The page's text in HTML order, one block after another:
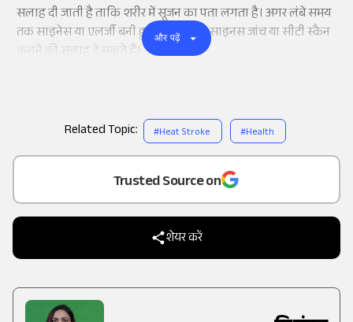
Add
as a
Trusted Source on
शेयर करें
सलाह दी जाती है ताकि शरीर में सूजन का पता लगता है। अगर लंबे समय
तक साइनेस या एलर्जी बनी हुई है तो डॉक्टर साइनस जांच या सीटी स्कैन
कराने की सलाह दे सकते हैं।
और पढ़ें
Related Topic: #Heat Stroke #Health